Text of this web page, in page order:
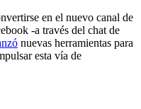
en el nuevo canal de
-a través del chat de
nuevas herramientas para
esta vía de